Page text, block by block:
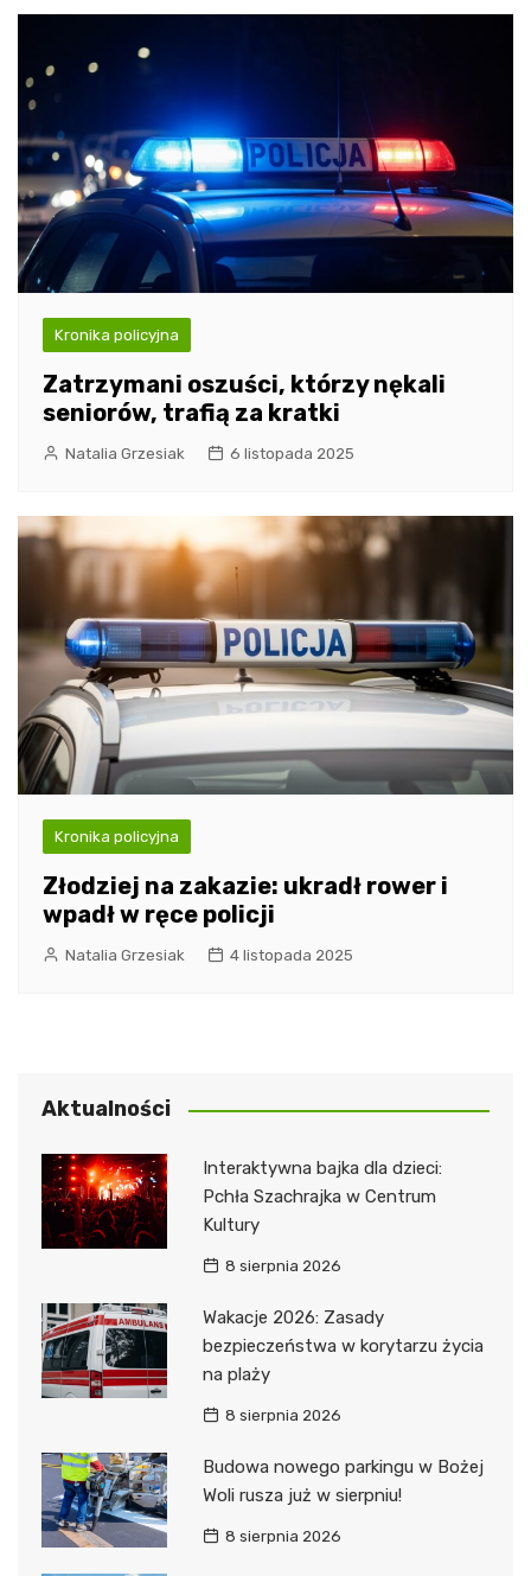
Kronika policyjna
Zatrzymani oszuści, którzy nękali
seniorów, trafią za kratki
Natalia Grzesiak 6 listopada 2025
Kronika policyjna
Złodziej na zakazie: ukradł rower i
wpadł w ręce policji
Natalia Grzesiak 4 listopada 2025
Aktualności
Interaktywna bajka dla dzieci:
Pchła Szachrajka w Centrum
Kultury
8 sierpnia 2026
Wakacje 2026: Zasady
bezpieczeństwa w korytarzu życia
na plaży
8 sierpnia 2026
Budowa nowego parkingu w Bożej
Woli rusza już w sierpniu!
8 sierpnia 2026